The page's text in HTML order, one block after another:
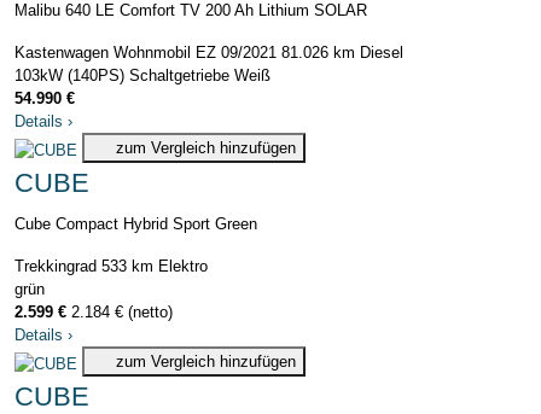
Malibu 640 LE Comfort TV 200 Ah Lithium SOLAR
Kastenwagen Wohnmobil EZ 09/2021 81.026 km Diesel
103kW (140PS) Schaltgetriebe Weiß
54.990 €
Details ›
zum Vergleich hinzufügen
CUBE
Cube Compact Hybrid Sport Green
Trekkingrad 533 km Elektro
grün
2.599 € 2.184 € (netto)
Details ›
zum Vergleich hinzufügen
CUBE